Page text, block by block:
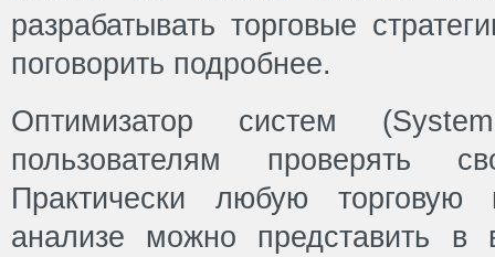
разрабатывать торговые
поговорить подробнее.
Оптимизатор систем
пользователям проверять
Практически любую
анализе можно представить